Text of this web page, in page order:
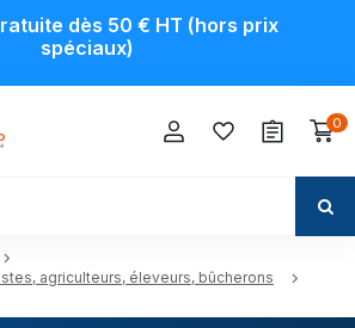
dès 50 € HT (hors prix
spéciaux)
0
agriculteurs, éleveurs, bûcherons